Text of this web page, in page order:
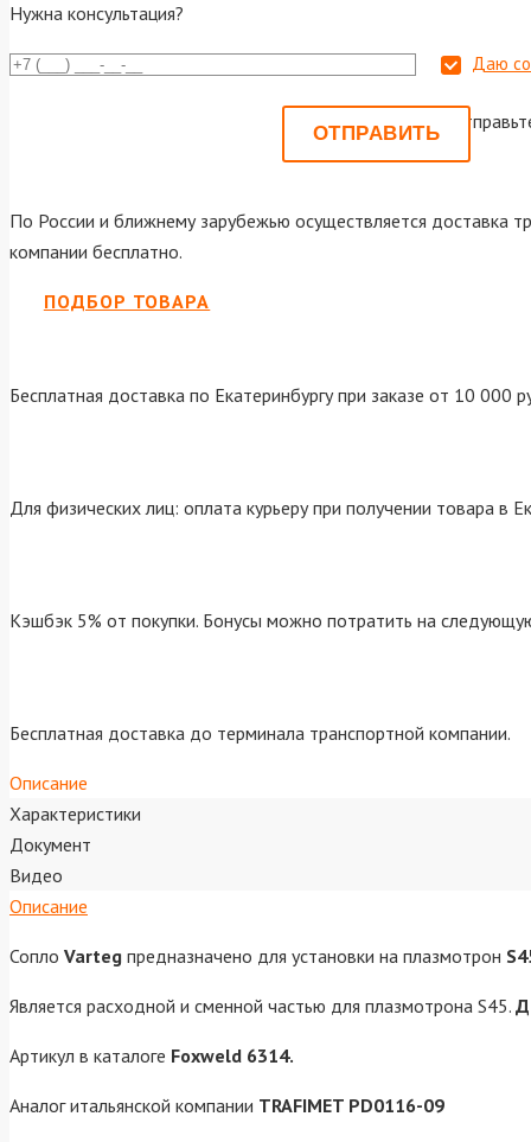
Нужна консультация?
Даю
Или
По России и ближнему зарубежью осуществляется доставка
компании бесплатно.
ПОДБОР ТОВАРА
Бесплатная доставка по Екатеринбургу при заказе от 10 000
Для физических лиц: оплата курьеру при получении товара в
Кэшбэк 5% от покупки. Бонусы можно потратить на
Бесплатная доставка до терминала транспортной компании.
Описание
Характеристики
Документ
Видео
Описание
Сопло Varteg предназначено для установки на плазмотрон
Является расходной и сменной частью для плазмотрона S45.
Артикул в каталоге Foxweld 6314.
Аналог итальянской компании TRAFIMET PD0116-09